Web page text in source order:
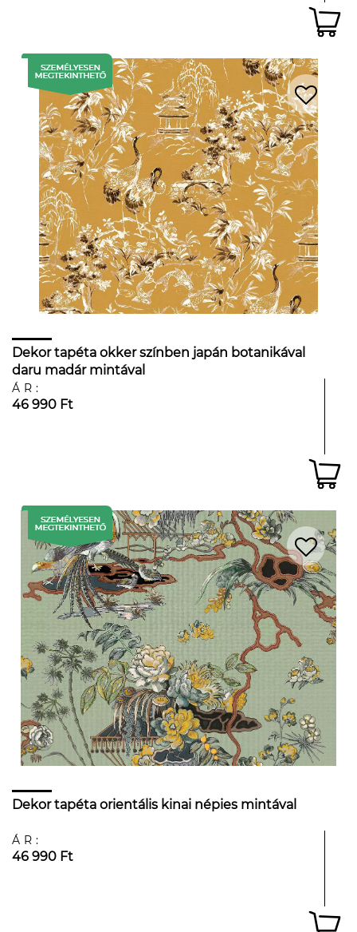
Dekor tapéta okker színben japán botanikával
daru madár mintával
ÁR:
46 990 Ft
Dekor tapéta orientális kinai népies mintával
ÁR:
46 990 Ft